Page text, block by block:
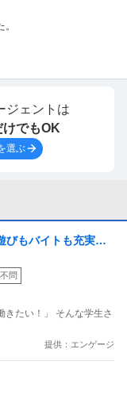
ジェントは
でもOK
選ぶ
びもバイトも充実！
満喫しよう！
問
きたい！」 そんな学生さ
提供：エンゲージ